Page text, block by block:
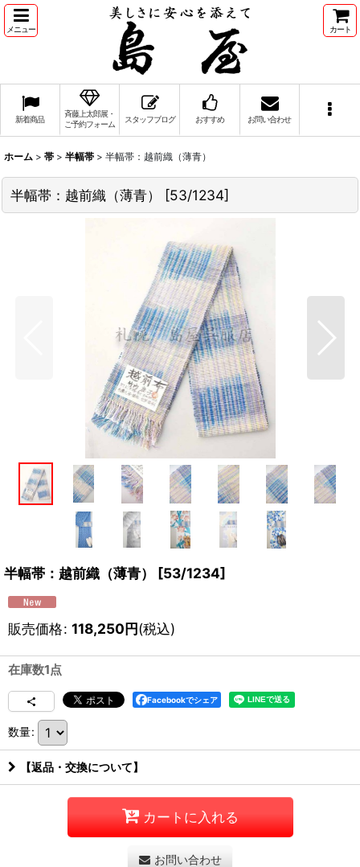
メニュー カート
新着商品
斉藤上太郎展・
ご予約フォーム
スタッフブログ おすすめ お問い合わせ
ホーム > 帯 > 半幅帯 > 半幅帯：越前織（薄青）
半幅帯：越前織（薄青） [53/1234]
半幅帯：越前織（薄青） [53/1234]
販売価格: 118,250円(税込)
在庫数1点
Facebookでシェア
数量:
【返品・交換について】
カートに入れる
お問い合わせ